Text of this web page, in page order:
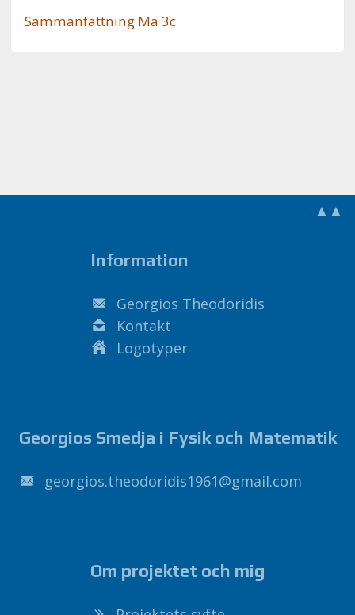
Sam­man­fatt­ning Ma 3c
▲▲
Information
Georgios Theodoridis
Kontakt
Logotyper
Georgios Smedja i Fysik och Matematik
moc
.
liamg
@
1691sidirodoeht.soigroeg
Om projektet och mig